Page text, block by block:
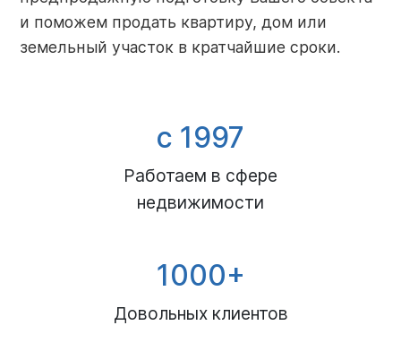
и поможем продать квартиру, дом или
земельный участок в кратчайшие сроки.
с 1997
Работаем в сфере
недвижимости
1000+
Довольных клиентов